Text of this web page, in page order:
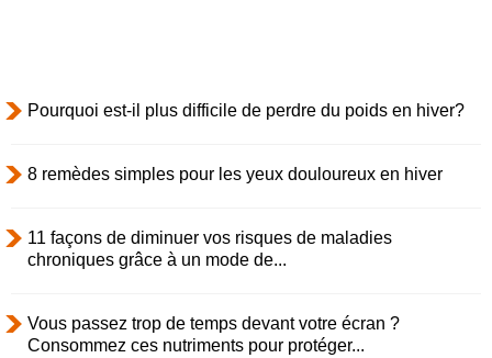
Pourquoi est-il plus difficile de perdre du poids en hiver?
8 remèdes simples pour les yeux douloureux en hiver
11 façons de diminuer vos risques de maladies
chroniques grâce à un mode de...
Vous passez trop de temps devant votre écran ?
Consommez ces nutriments pour protéger...